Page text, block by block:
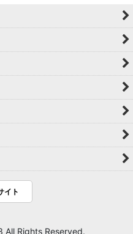
イト
All Rights Reserved.